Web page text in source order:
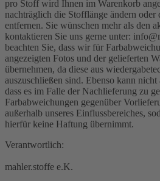
pro Stoff wird Ihnen im Warenkorb
nachträglich die Stofflänge ändern
entfernen. Sie wünschen mehr als den
kontaktieren Sie uns gerne unter:
beachten Sie, dass wir für
angezeigten Fotos und der gelieferten
übernehmen, da diese aus
auszuschließen sind. Ebenso kann nicht
dass es im Falle der Nachlieferung zu
Farbabweichungen gegenüber
außerhalb unseres Einflussbereiches,
hierfür keine Haftung übernimmt.
Verantwortlich:
mahler.stoffe e.K.